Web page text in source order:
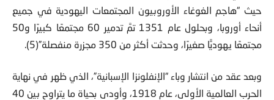
حيث “هاجم الغوغاء الأوروبيون المجتمعات اليهودية في جميع
أنحاء أوروبا، وبحلول عام 1351 تمَّ تدمير 60 مجتمعًا كبيرًا و50
مجتمعًا يهوديًّا صغيرًا، وحدثت أكثر من 350 مجزرة منفصلة”(5).
وبعد عقد من انتشار وباء “الإنفلونزا الإسبانية”، الذي ظهر في نهاية
الحرب العالمية الأولى، عام 1918، وأودى بحياة ما يتراوح بين 40